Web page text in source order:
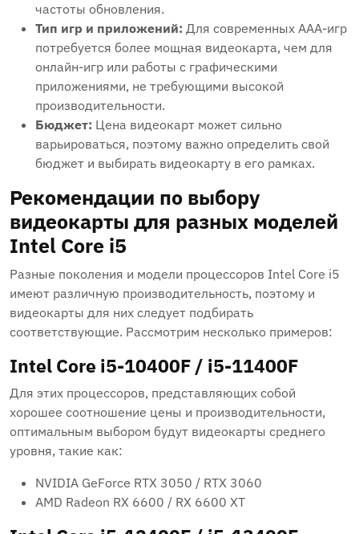
частоты обновления.
Тип игр и приложений: Для современных AAA-игр
потребуется более мощная видеокарта, чем для
онлайн-игр или работы с графическими
приложениями, не требующими высокой
производительности.
Бюджет: Цена видеокарт может сильно
варьироваться, поэтому важно определить свой
бюджет и выбирать видеокарту в его рамках.
Рекомендации по выбору
видеокарты для разных моделей
Intel Core i5
Разные поколения и модели процессоров Intel Core i5
имеют различную производительность, поэтому и
видеокарты для них следует подбирать
соответствующие. Рассмотрим несколько примеров:
Intel Core i5-10400F / i5-11400F
Для этих процессоров, представляющих собой
хорошее соотношение цены и производительности,
оптимальным выбором будут видеокарты среднего
уровня, такие как:
NVIDIA GeForce RTX 3050 / RTX 3060
AMD Radeon RX 6600 / RX 6600 XT